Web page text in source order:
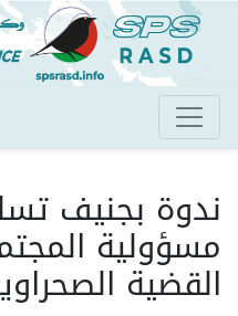
ندوة بجنيف
مسؤولية
القضية